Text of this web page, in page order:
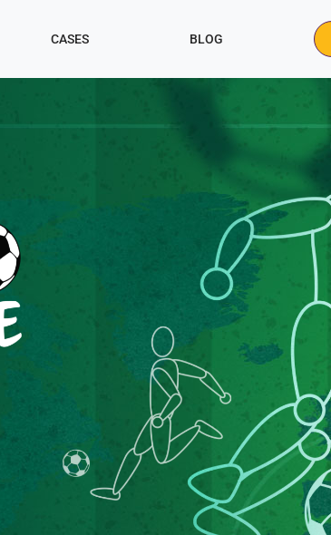
CASES BLOG